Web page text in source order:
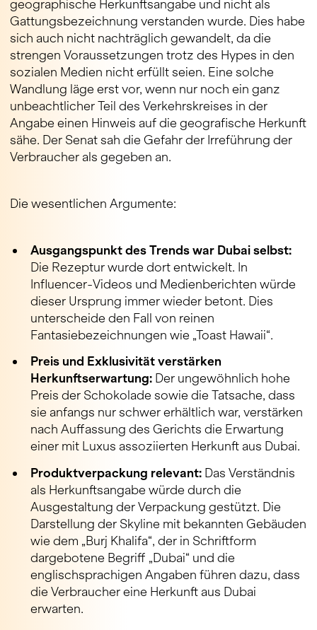
geographische Herkunftsangabe und nicht als
Gattungsbezeichnung verstanden wurde. Dies habe
sich auch nicht nachträglich gewandelt, da die
strengen Voraussetzungen trotz des Hypes in den
sozialen Medien nicht erfüllt seien. Eine solche
Wandlung läge erst vor, wenn nur noch ein ganz
unbeachtlicher Teil des Verkehrskreises in der
Angabe einen Hinweis auf die geografische Herkunft
sähe. Der Senat sah die Gefahr der Irreführung der
Verbraucher als gegeben an.
Die wesentlichen Argumente:
Ausgangspunkt des Trends war Dubai selbst:
Die Rezeptur wurde dort entwickelt. In
Influencer-Videos und Medienberichten würde
dieser Ursprung immer wieder betont. Dies
unterscheide den Fall von reinen
Fantasiebezeichnungen wie „Toast Hawaii“.
Preis und Exklusivität verstärken
Herkunftserwartung:Der ungewöhnlich hohe
Preis der Schokolade sowie die Tatsache, dass
sie anfangs nur schwer erhältlich war, verstärken
nach Auffassung des Gerichts die Erwartung
einer mit Luxus assoziierten Herkunft aus Dubai.
Produktverpackung relevant:Das Verständnis
als Herkunftsangabe würde durch die
Ausgestaltung der Verpackung gestützt. Die
Darstellung der Skyline mit bekannten Gebäuden
wie dem „Burj Khalifa“, der in Schriftform
dargebotene Begriff „Dubai“ und die
englischsprachigen Angaben führen dazu, dass
die Verbraucher eine Herkunft aus Dubai
erwarten.